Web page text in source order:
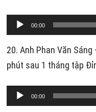
Trình
phát
âm
thanh
00:00
20. Anh Phan Văn
phút sau 1 tháng tập
Trình
phát
00:00